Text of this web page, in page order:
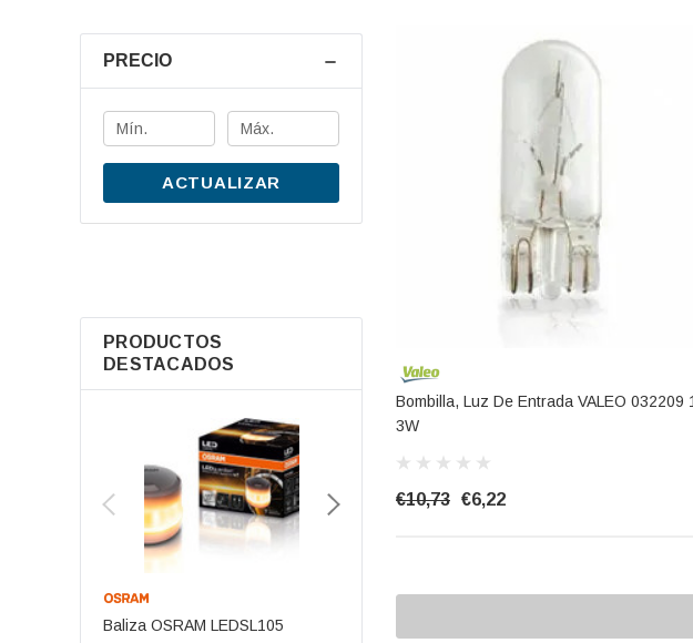
PRECIO
ACTUALIZAR
PRODUCTOS
DESTACADOS
Baliza OSRAM LEDSL105
Bombilla, Luz De Entrada VALEO 032209
3W
€10,73 €6,22